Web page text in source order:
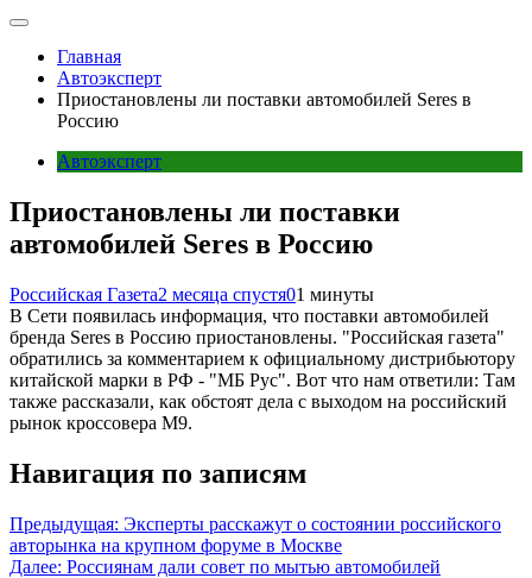
Главная
Автоэксперт
Приостановлены ли поставки автомобилей Seres в
Россию
Автоэксперт
Приостановлены ли поставки
автомобилей Seres в Россию
Российская Газета2 месяца спустя01 минуты
В Сети появилась информация, что поставки автомобилей
бренда Seres в Россию приостановлены. "Российская газета"
обратились за комментарием к официальному дистрибьютору
китайской марки в РФ - "МБ Рус". Вот что нам ответили: Там
также рассказали, как обстоят дела с выходом на российский
рынок кроссовера M9.
Навигация по записям
Предыдущая: Эксперты расскажут о состоянии российского
авторынка на крупном форуме в Москве
Далее: Россиянам дали совет по мытью автомобилей